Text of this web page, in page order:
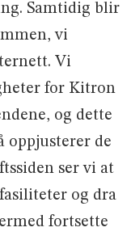
Samtidig blir
vi
Vi
for Kitron
og dette
oppjusterer de
ser vi at
og dra
fortsette